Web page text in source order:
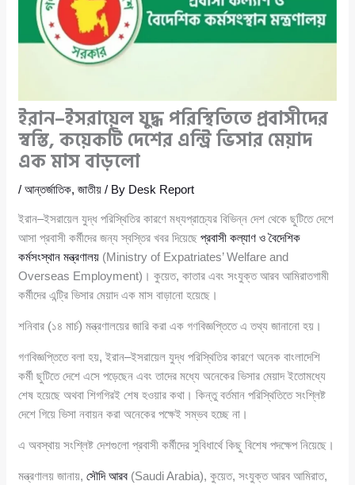
ইরান–ইসরায়েল যুদ্ধ পরিস্থিতিতে প্রবাসীদের
স্বস্তি, কয়েকটি দেশের এন্ট্রি ভিসার মেয়াদ
এক মাস বাড়লো
/আন্তর্জাতিক,জাতীয় / By Desk Report
ইরান–ইসরায়েল যুদ্ধ পরিস্থিতির কারণে মধ্যপ্রাচ্যের বিভিন্ন দেশ থেকে ছুটিতে দেশে
আসা প্রবাসী কর্মীদের জন্য স্বস্তির খবর দিয়েছেপ্রবাসী কল্যাণ ও বৈদেশিক
কর্মসংস্থান মন্ত্রণালয় (Ministry of Expatriates’ Welfare and
Overseas Employment)। কুয়েত, কাতার এবং সংযুক্ত আরব আমিরাতগামী
কর্মীদের এন্ট্রি ভিসার মেয়াদ এক মাস বাড়ানো হয়েছে।
শনিবার (১৪ মার্চ) মন্ত্রণালয়ের জারি করা এক গণবিজ্ঞপ্তিতে এ তথ্য জানানো হয়।
গণবিজ্ঞপ্তিতে বলা হয়, ইরান–ইসরায়েল যুদ্ধ পরিস্থিতির কারণে অনেক বাংলাদেশি
কর্মী ছুটিতে দেশে এসে পড়েছেন এবং তাদের মধ্যে অনেকের ভিসার মেয়াদ ইতোমধ্যে
শেষ হয়েছে অথবা শিগগিরই শেষ হওয়ার কথা। কিন্তু বর্তমান পরিস্থিতিতে সংশ্লিষ্ট
দেশে গিয়ে ভিসা নবায়ন করা অনেকের পক্ষেই সম্ভব হচ্ছে না।
এ অবস্থায় সংশ্লিষ্ট দেশগুলো প্রবাসী কর্মীদের সুবিধার্থে কিছু বিশেষ পদক্ষেপ নিয়েছে।
মন্ত্রণালয় জানায়,সৌদি আরব (Saudi Arabia), কুয়েত, সংযুক্ত আরব আমিরাত,